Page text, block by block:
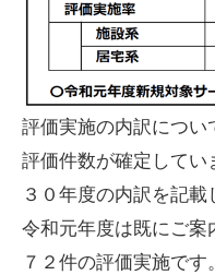
評価実施の内訳につ
評価件数が確定して
３０年度の内訳を記載
令和元年度は既にご案
７２件の評価実施で